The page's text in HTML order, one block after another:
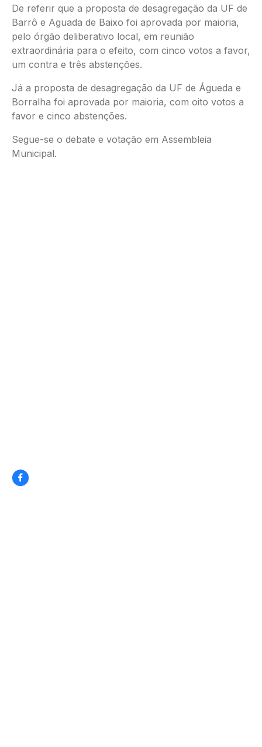
De referir que a proposta de desagregação da UF de
Barrô e Aguada de Baixo foi aprovada por maioria,
pelo órgão deliberativo local, em reunião
extraordinária para o efeito, com cinco votos a favor,
um contra e três abstenções.
Já a proposta de desagregação da UF de Águeda e
Borralha foi aprovada por maioria, com oito votos a
favor e cinco abstenções.
Segue-se o debate e votação em Assembleia
Municipal.